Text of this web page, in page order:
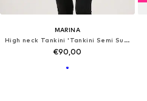
MARINA
High neck Tankini 'Tankini Semi Suit 3-Teilig Blau gemustert mit schwarzer Hose "Marina" M2444'
€90,00